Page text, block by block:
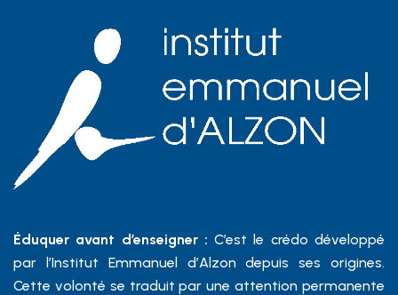
Éduquer avant d’enseigner : C’est le crédo développé
par l’Institut Emmanuel d’Alzon depuis ses origines.
Cette volonté se traduit par une attention permanente